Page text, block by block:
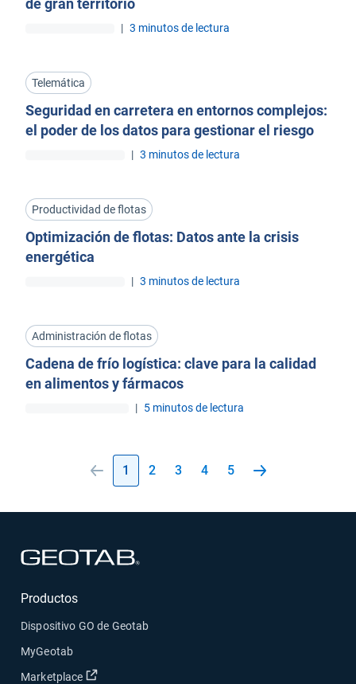
| 3 minutos de lectura
Telemática
Seguridad en carretera en entornos complejos:
el poder de los datos para gestionar el riesgo
| 3 minutos de lectura
Productividad de flotas
Optimización de flotas: Datos ante la crisis
energética
| 3 minutos de lectura
Administración de flotas
Cadena de frío logística: clave para la calidad
en alimentos y fármacos
| 5 minutos de lectura
1 2 3 4 5
Productos
Dispositivo GO de Geotab
MyGeotab
Marketplace
Abrir en una nueva ventana